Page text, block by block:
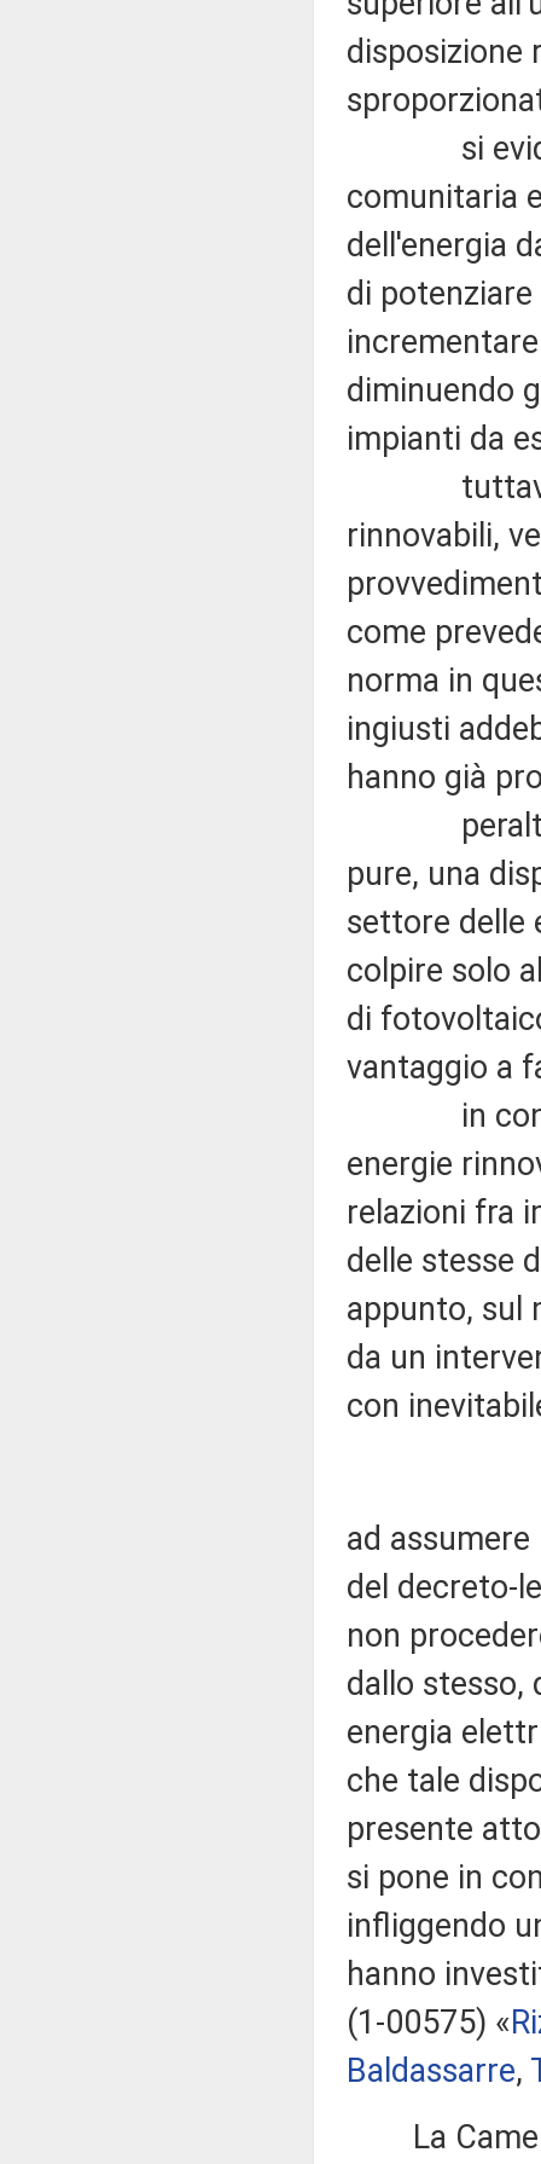
disposizione
si
comunitaria
dell'energia
di
diminuendo
impianti da
tuttavia,
rinnovabili,
come
norma in
ingiusti
hanno già
peraltro,
pure, una
settore delle
colpire solo
di
vantaggio a
in
energie
relazioni fra
delle stesse
appunto, sul
da un
con
ad
del decreto-
non
dallo stesso,
energia
che tale
presente
si pone in
infliggendo
hanno
(1-00575) «
Baldassarre,
La